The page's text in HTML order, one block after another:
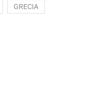
GRECIA